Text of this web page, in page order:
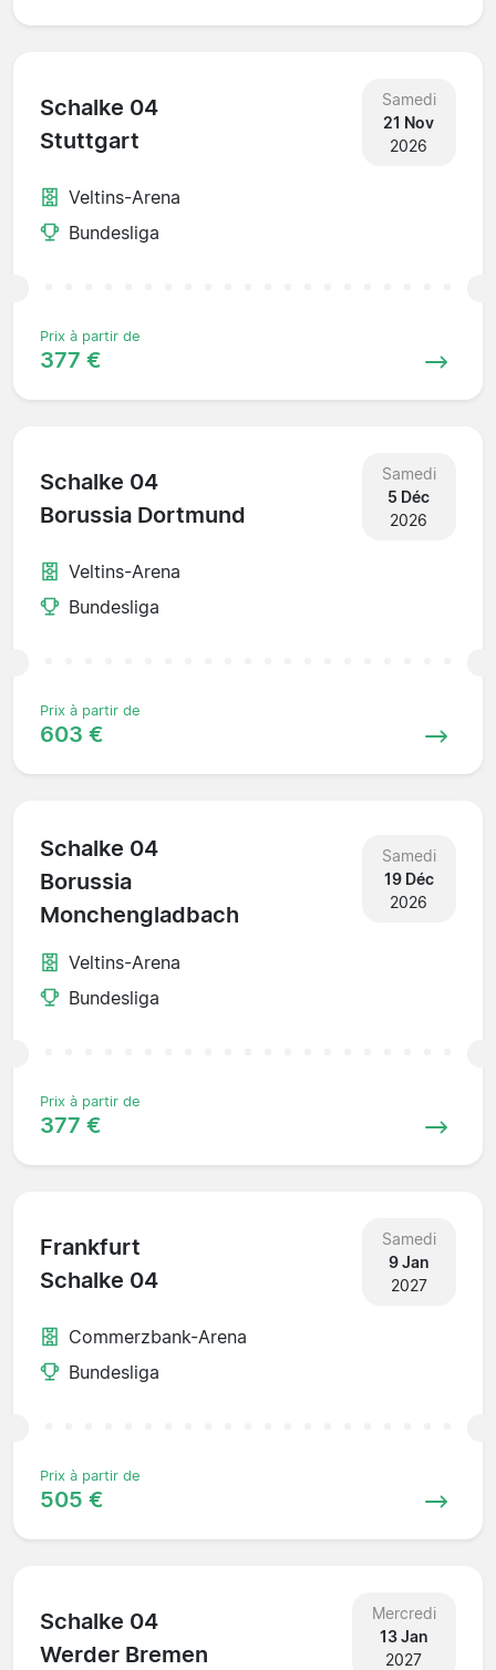
Schalke 04
Stuttgart
Samedi
21 Nov
2026
Veltins-Arena
Bundesliga
Prix à partir de
377 €
Schalke 04
Borussia Dortmund
Samedi
5 Déc
2026
Veltins-Arena
Bundesliga
Prix à partir de
603 €
Schalke 04
Borussia
Monchengladbach
Samedi
19 Déc
2026
Veltins-Arena
Bundesliga
Prix à partir de
377 €
Frankfurt
Schalke 04
Samedi
9 Jan
2027
Commerzbank-Arena
Bundesliga
Prix à partir de
505 €
Schalke 04
Werder Bremen
Mercredi
13 Jan
2027